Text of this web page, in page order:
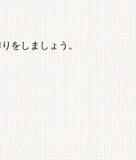
をしましょう。